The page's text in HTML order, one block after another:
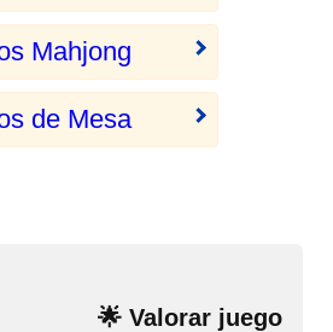
Mahjong
de Mesa
🌟 Valorar juego